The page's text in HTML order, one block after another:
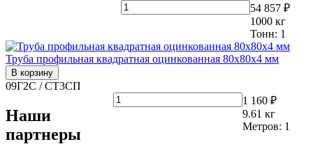
54 857 ₽
1000 кг
Тонн: 1
Труба профильная квадратная оцинкованная 80х80х4 мм
В корзину
09Г2С / СТ3СП
1 160 ₽
9.61 кг
Метров: 1
Наши
партнеры